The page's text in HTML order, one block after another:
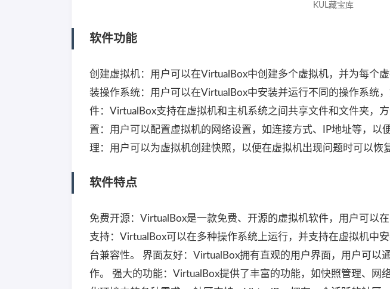
KUL藏宝库
软件功能
创建虚拟机：用户可以在VirtualBox中创建多个虚拟机，并为每个
装操作系统：用户可以在VirtualBox中安装并运行不同的操作系统
件：VirtualBox支持在虚拟机和主机系统之间共享文件和文件夹，
置：用户可以配置虚拟机的网络设置，如连接方式、IP地址等，以
理：用户可以为虚拟机创建快照，以便在虚拟机出现问题时可以恢
软件特点
免费开源：VirtualBox是一款免费、开源的虚拟机软件，用户可以
支持：VirtualBox可以在多种操作系统上运行，并支持在虚拟机中
台兼容性。 界面友好：VirtualBox拥有直观的用户界面，用户可以
作。 强大的功能：VirtualBox提供了丰富的功能，如快照管理、网